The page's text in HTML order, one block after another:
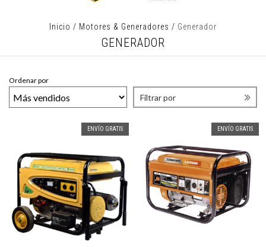
Inicio / Motores & Generadores / Generador
GENERADOR
Ordenar por
Filtrar por
ENVÍO GRATIS ENVÍO GRATIS